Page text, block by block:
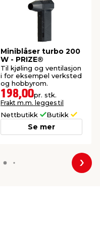
Miniblåser turbo 200
W - PRIZE®
Til kjøling og ventilasjon
i for eksempel verksted
og hobbyrom.
198,00pr. stk.
Frakt m.m. legges til
Nettbutikk Butikk
Se mer